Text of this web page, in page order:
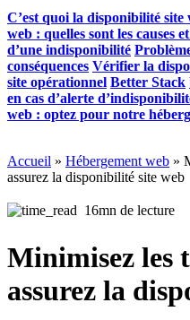
C’est quoi la disponibilité site
web : quelles sont les causes
d’une indisponibilité
conséquences Vérifier la
site opérationnel Better Stack
en cas d’alerte
web : optez pour notre
Accueil » Hébergement web »
assurez la disponibilité site web
16mn de lecture
Minimisez les
assurez la